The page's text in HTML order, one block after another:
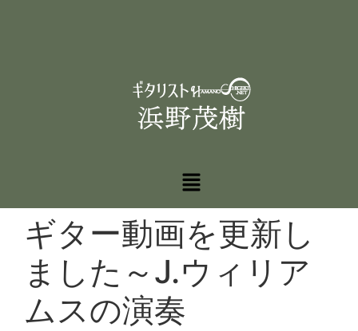
ギター動画を更新し
ました～J.ウィリア
ムスの演奏